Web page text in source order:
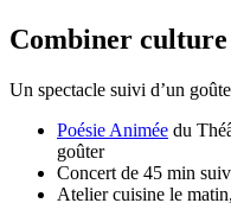
Combiner culture
Un spectacle suivi d’un
Poésie Animée du
goûter
Concert de 45 min
Atelier cuisine le